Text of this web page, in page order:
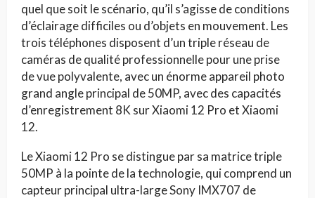
quel que soit le scénario, qu’il s’agisse de conditions
d’éclairage difficiles ou d’objets en mouvement. Les
trois téléphones disposent d’un triple réseau de
caméras de qualité professionnelle pour une prise
de vue polyvalente, avec un énorme appareil photo
grand angle principal de 50MP, avec des capacités
d’enregistrement 8K sur Xiaomi 12 Pro et Xiaomi
12.
Le Xiaomi 12 Pro se distingue par sa matrice triple
50MP à la pointe de la technologie, qui comprend un
capteur principal ultra-large Sony IMX707 de